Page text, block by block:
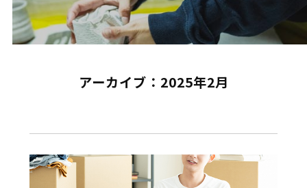
その他サービス
コラム
引越しの豆知識
お問い合わせ
アーカイブ：2025年2月